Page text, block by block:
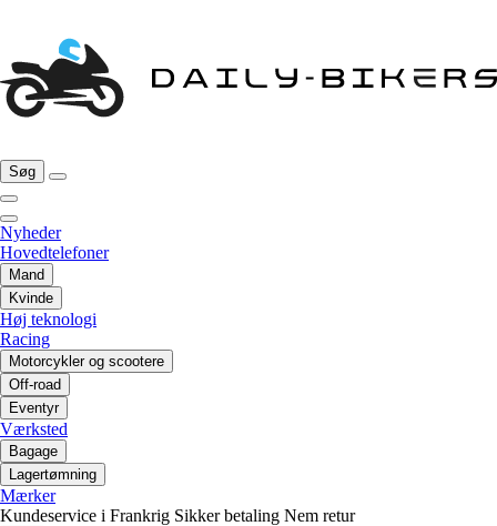
Søg
Nyheder
Hovedtelefoner
Mand
Kvinde
Høj teknologi
Racing
Motorcykler og scootere
Off-road
Eventyr
Værksted
Bagage
Lagertømning
Mærker
Kundeservice i Frankrig Sikker betaling Nem retur